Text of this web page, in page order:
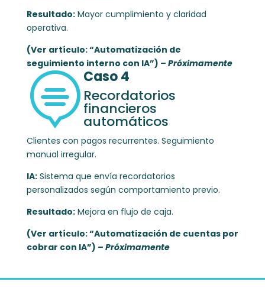
Resultado:Mayor cumplimiento y claridad
operativa.
(Ver artículo: “Automatización de
seguimiento interno con IA”) – Próximamente
Caso 4
Recordatorios
financieros
automáticos
Clientes con pagos recurrentes. Seguimiento
manual irregular.
IA:Sistema que envía recordatorios
personalizados según comportamiento previo.
Resultado:Mejora en flujo de caja.
(Ver artículo: “Automatización de cuentas por
cobrar con IA”) – Próximamente